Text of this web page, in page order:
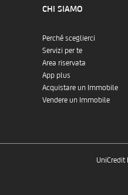
CHI SIAMO
Perché sceglierci
Servizi per te
Area riservata
App plus
Acquistare un Immobile
Vendere un Immobile
UniCredit